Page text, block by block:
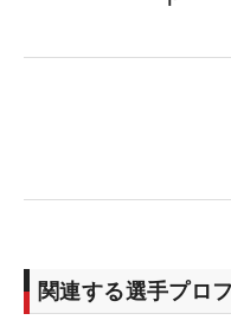
関連する選手プロ